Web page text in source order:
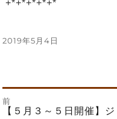
+*+*+*+*+*
投
2019年5月4日
投
前
前【５月３～５日開催】